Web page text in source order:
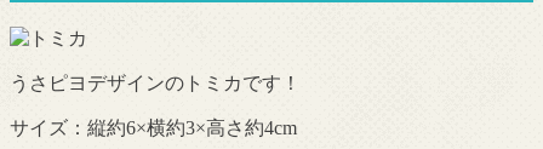
うさピヨデザインのトミカです！
サイズ：縦約6×横約3×高さ約4cm